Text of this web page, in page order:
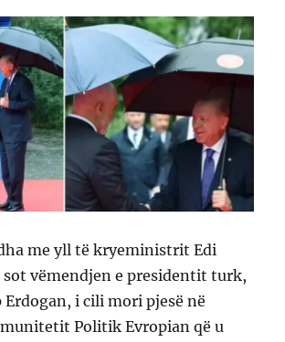
me yll të kryeministrit Edi
sot vëmendjen e presidentit turk,
Erdogan, i cili mori pjesë në
Politik Evropian që u